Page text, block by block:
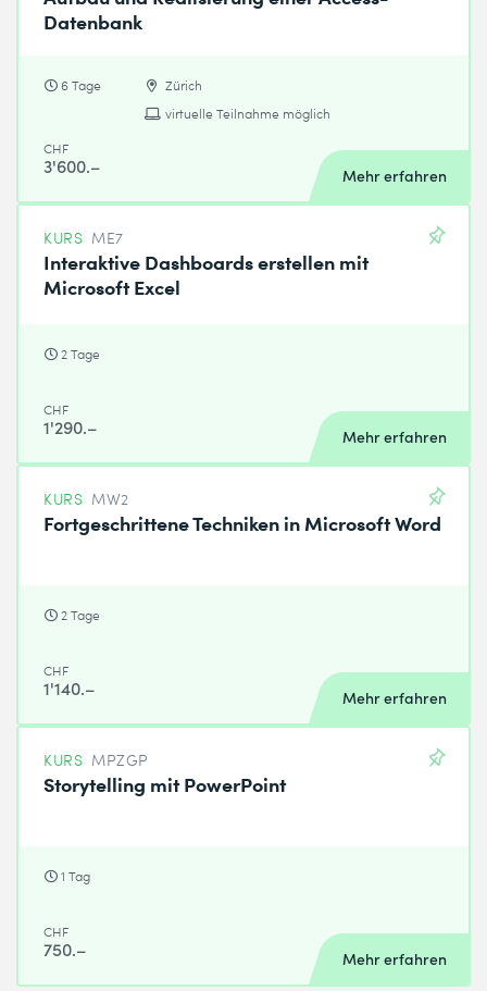
Datenbank
6 Tage
Zürich
virtuelle Teilnahme möglich
CHF
3'600.– Mehr erfahren
KURS ME7
Interaktive Dashboards erstellen mit
Microsoft Excel
2 Tage
CHF
1'290.– Mehr erfahren
KURS MW2
Fortgeschrittene Techniken in Microsoft Word
2 Tage
CHF
1'140.– Mehr erfahren
KURS MPZGP
Storytelling mit PowerPoint
1 Tag
CHF
750.– Mehr erfahren